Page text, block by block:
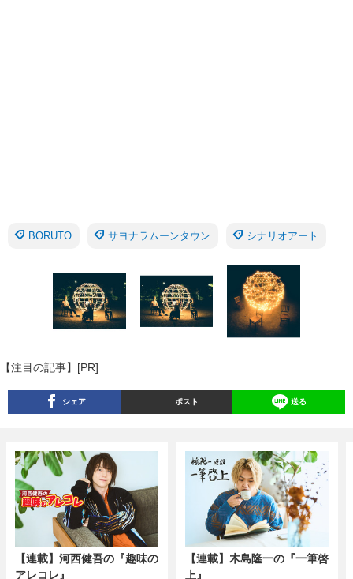
BORUTO サヨナラムーンタウン シナリオアート
【注目の記事】[PR]
シェア ポスト 送る
【連載】河西健吾の『趣味の
アレコレ』
【連載】木島隆一の『一筆啓
上』